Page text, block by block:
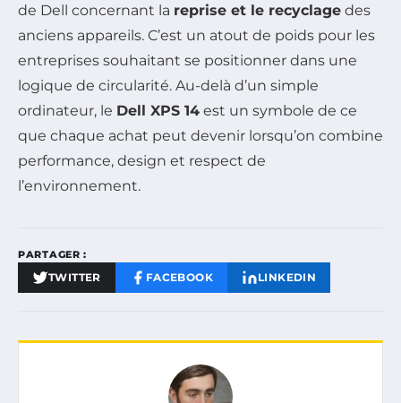
de Dell concernant la reprise et le recyclage des
anciens appareils. C’est un atout de poids pour les
entreprises souhaitant se positionner dans une
logique de circularité. Au-delà d’un simple
ordinateur, le Dell XPS 14 est un symbole de ce
que chaque achat peut devenir lorsqu’on combine
performance, design et respect de
l’environnement.
PARTAGER :
TWITTER FACEBOOK LINKEDIN